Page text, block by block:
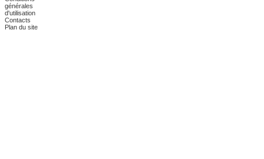
générales
d'utilisation
Contacts
Plan du site